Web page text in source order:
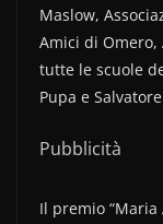
Maslow,
Amici di Omero,
tutte le scuole
Pupa e
Pubblicità
Il premio